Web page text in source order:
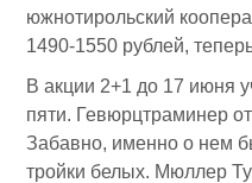
южнотирольский
1490-1550 рублей,
В акции 2+1 до 17 июня
пяти. Гевюрцтраминер
Забавно, именно о нем
тройки белых. Мюллер